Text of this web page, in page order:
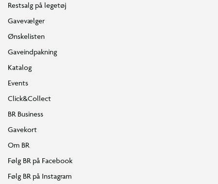
Restsalg på legetøj
Gavevælger
Ønskelisten
Gaveindpakning
Katalog
Events
Click&Collect
BR Business
Gavekort
Om BR
Følg BR på Facebook
Følg BR på Instagram